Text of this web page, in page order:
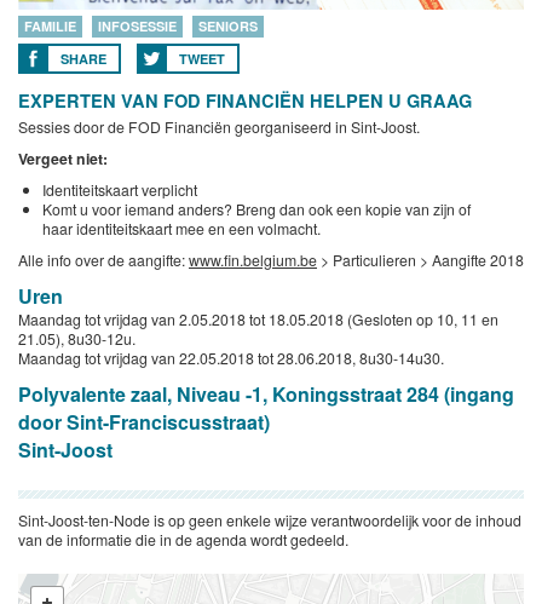
FAMILIE INFOSESSIE
SENIORS
SHARE
TWEET
EXPERTEN VAN FOD FINANCIËN HELPEN U GRAAG
Sessies door de FOD Financiën georganiseerd in Sint-Joost.
Vergeet niet:
Identiteitskaart verplicht
Komt u voor iemand anders? Breng dan ook een kopie van zijn of
haar identiteitskaart mee en een volmacht.
Alle info over de aangifte:www.fin.belgium.be > Particulieren > Aangifte 2018
Uren
Maandag tot vrijdag van 2.05.2018 tot 18.05.2018 (Gesloten op 10, 11 en
21.05), 8u30-12u.
Maandag tot vrijdag van 22.05.2018 tot 28.06.2018, 8u30-14u30.
Polyvalente zaal, Niveau -1, Koningsstraat 284 (ingang
door Sint-Franciscusstraat)
Sint-Joost
Sint-Joost-ten-Node is op geen enkele wijze verantwoordelijk voor de inhoud
van de informatie die in de agenda wordt gedeeld.